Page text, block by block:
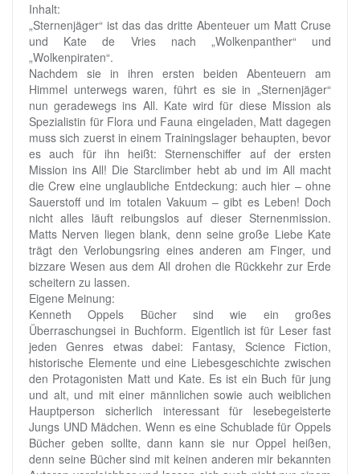
Inhalt:
„Sternenjäger“ ist das das dritte Abenteuer um Matt Cruse
und Kate de Vries nach „Wolkenpanther“ und
„Wolkenpiraten“.
Nachdem sie in ihren ersten beiden Abenteuern am
Himmel unterwegs waren, führt es sie in „Sternenjäger“
nun geradewegs ins All. Kate wird für diese Mission als
Spezialistin für Flora und Fauna eingeladen, Matt dagegen
muss sich zuerst in einem Trainingslager behaupten, bevor
es auch für ihn heißt: Sternenschiffer auf der ersten
Mission ins All! Die Starclimber hebt ab und im All macht
die Crew eine unglaubliche Entdeckung: auch hier – ohne
Sauerstoff und im totalen Vakuum – gibt es Leben! Doch
nicht alles läuft reibungslos auf dieser Sternenmission.
Matts Nerven liegen blank, denn seine große Liebe Kate
trägt den Verlobungsring eines anderen am Finger, und
bizzare Wesen aus dem All drohen die Rückkehr zur Erde
scheitern zu lassen.
Eigene Meinung:
Kenneth Oppels Bücher sind wie ein großes
Überraschungsei in Buchform. Eigentlich ist für Leser fast
jeden Genres etwas dabei: Fantasy, Science Fiction,
historische Elemente und eine Liebesgeschichte zwischen
den Protagonisten Matt und Kate. Es ist ein Buch für jung
und alt, und mit einer männlichen sowie auch weiblichen
Hauptperson sicherlich interessant für lesebegeisterte
Jungs UND Mädchen. Wenn es eine Schublade für Oppels
Bücher geben sollte, dann kann sie nur Oppel heißen,
denn seine Bücher sind mit keinen anderen mir bekannten